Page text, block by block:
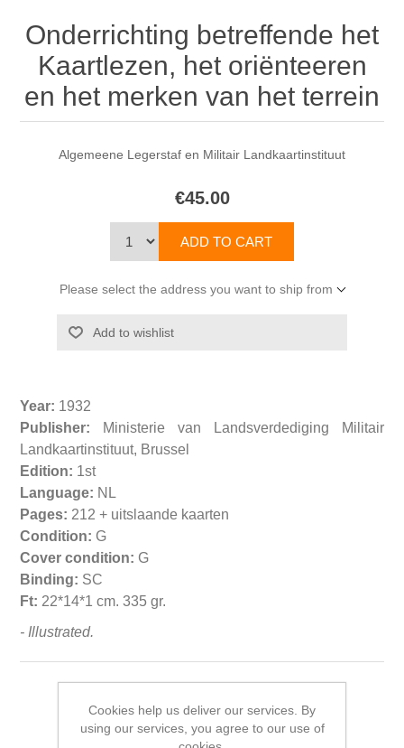
Onderrichting betreffende het
Kaartlezen, het oriënteeren
en het merken van het terrein
Algemeene Legerstaf en Militair Landkaartinstituut
€45.00
Please select the address you want to ship from
Year: 1932
Publisher: Ministerie van Landsverdediging Militair
Landkaartinstituut, Brussel
Edition: 1st
Language: NL
Pages: 212 + uitslaande kaarten
Condition: G
Cover condition: G
Binding: SC
Ft: 22*14*1 cm. 335 gr.
- Illustrated.
Cookies help us deliver our services. By
using our services, you agree to our use of